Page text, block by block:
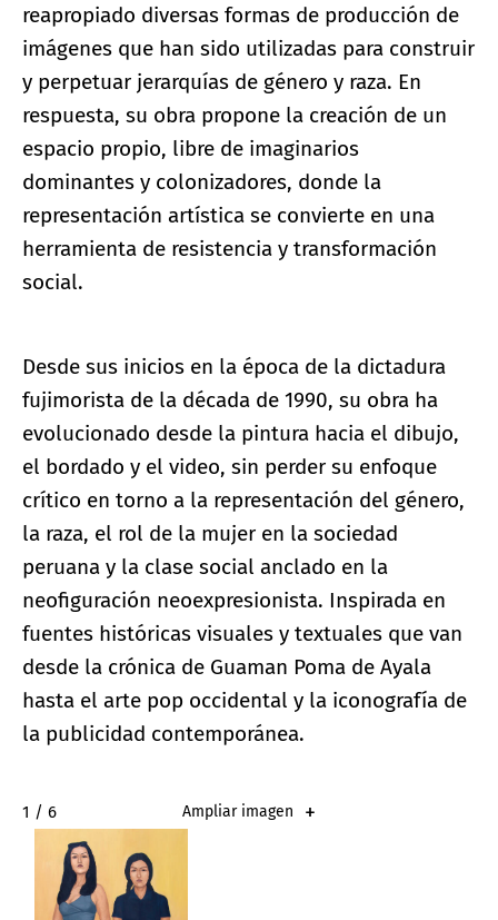
reapropiado diversas formas de producción de
imágenes que han sido utilizadas para construir
y perpetuar jerarquías de género y raza. En
respuesta, su obra propone la creación de un
espacio propio, libre de imaginarios
dominantes y colonizadores, donde la
representación artística se convierte en una
herramienta de resistencia y transformación
social.
Desde sus inicios en la época de la dictadura
fujimorista de la década de 1990, su obra ha
evolucionado desde la pintura hacia el dibujo,
el bordado y el video, sin perder su enfoque
crítico en torno a la representación del género,
la raza, el rol de la mujer en la sociedad
peruana y la clase social anclado en la
neofiguración neoexpresionista. Inspirada en
fuentes históricas visuales y textuales que van
desde la crónica de Guaman Poma de Ayala
hasta el arte pop occidental y la iconografía de
la publicidad contemporánea.
2 / 6 Ampliar imagen